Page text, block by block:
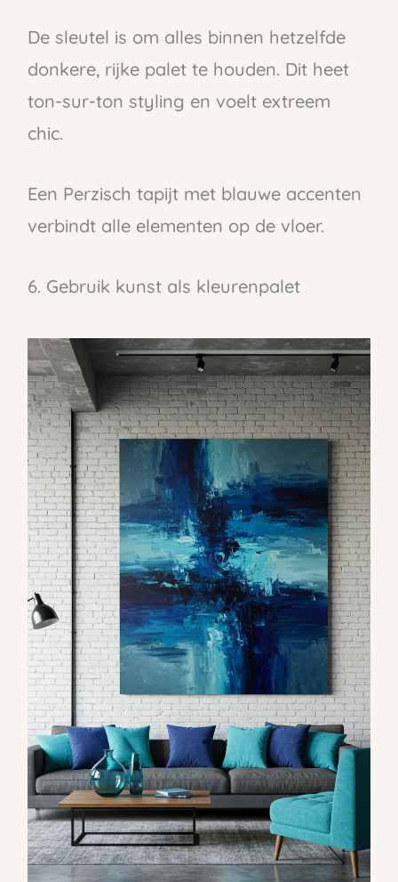
De sleutel is om alles binnen hetzelfde
donkere, rijke palet te houden. Dit heet
ton-sur-ton styling en voelt extreem
chic.
Een Perzisch tapijt met blauwe accenten
verbindt alle elementen op de vloer.
6. Gebruik kunst als kleurenpalet